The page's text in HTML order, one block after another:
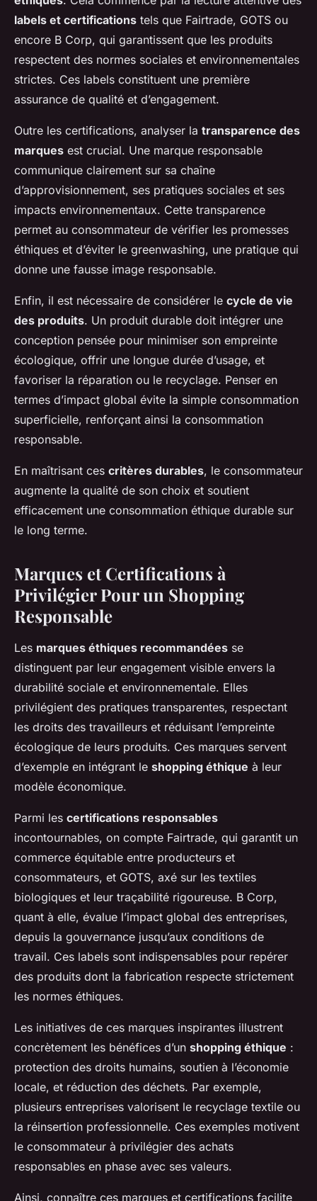
labels et certifications tels que Fairtrade, GOTS ou
encore B Corp, qui garantissent que les produits
respectent des normes sociales et environnementales
strictes. Ces labels constituent une première
assurance de qualité et d’engagement.
Outre les certifications, analyser la transparence des
marques est crucial. Une marque responsable
communique clairement sur sa chaîne
d’approvisionnement, ses pratiques sociales et ses
impacts environnementaux. Cette transparence
permet au consommateur de vérifier les promesses
éthiques et d’éviter le greenwashing, une pratique qui
donne une fausse image responsable.
Enfin, il est nécessaire de considérer le cycle de vie
des produits. Un produit durable doit intégrer une
conception pensée pour minimiser son empreinte
écologique, offrir une longue durée d’usage, et
favoriser la réparation ou le recyclage. Penser en
termes d’impact global évite la simple consommation
superficielle, renforçant ainsi la consommation
responsable.
En maîtrisant ces critères durables, le consommateur
augmente la qualité de son choix et soutient
efficacement une consommation éthique durable sur
le long terme.
Marques et Certifications à
Privilégier Pour un Shopping
Responsable
Les marques éthiques recommandées se
distinguent par leur engagement visible envers la
durabilité sociale et environnementale. Elles
privilégient des pratiques transparentes, respectant
les droits des travailleurs et réduisant l’empreinte
écologique de leurs produits. Ces marques servent
d’exemple en intégrant le shopping éthique à leur
modèle économique.
Parmi les certifications responsables
incontournables, on compte Fairtrade, qui garantit un
commerce équitable entre producteurs et
consommateurs, et GOTS, axé sur les textiles
biologiques et leur traçabilité rigoureuse. B Corp,
quant à elle, évalue l’impact global des entreprises,
depuis la gouvernance jusqu’aux conditions de
travail. Ces labels sont indispensables pour repérer
des produits dont la fabrication respecte strictement
les normes éthiques.
Les initiatives de ces marques inspirantes illustrent
concrètement les bénéfices d’un shopping éthique :
protection des droits humains, soutien à l’économie
locale, et réduction des déchets. Par exemple,
plusieurs entreprises valorisent le recyclage textile ou
la réinsertion professionnelle. Ces exemples motivent
le consommateur à privilégier des achats
responsables en phase avec ses valeurs.
Ainsi, connaître ces marques et certifications facilite